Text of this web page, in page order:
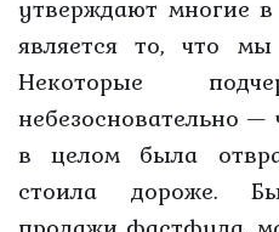
утверждают многие
является то, что
Некоторые
небезосновательно
в целом была
стоила дороже.